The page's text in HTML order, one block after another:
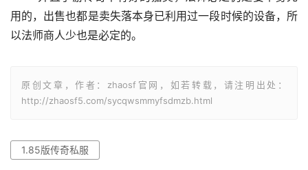
用的，出售也都是卖失落本身已利用过一段时候的设备，所
以法师商人少也是必定的。
原创文章，作者：zhaosf官网，如若转载，请注明出处：
http://zhaosf5.com/sycqwsmmyfsdmzb.html
1.85版传奇私服